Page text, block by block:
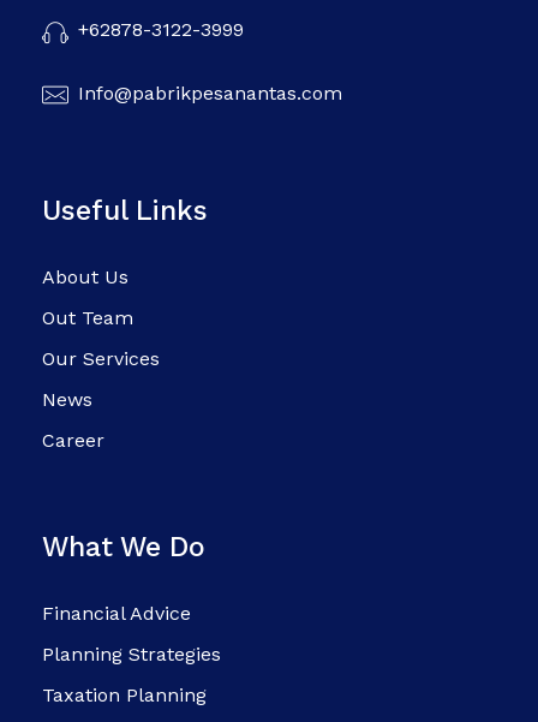
+62878-3122-3999
Info@pabrikpesanantas.com
Useful Links
About Us
Out Team
Our Services
News
Career
What We Do
Financial Advice
Planning Strategies
Taxation Planning